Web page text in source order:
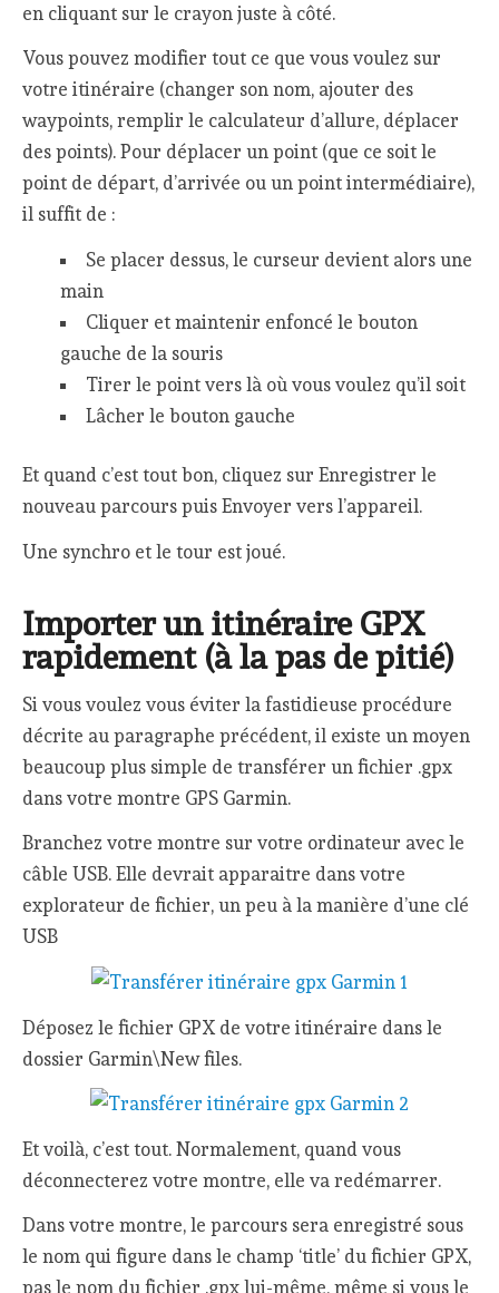
en cliquant sur le crayon juste à côté.
Vous pouvez modifier tout ce que vous voulez sur
votre itinéraire (changer son nom, ajouter des
waypoints, remplir le calculateur d’allure, déplacer
des points). Pour déplacer un point (que ce soit le
point de départ, d’arrivée ou un point intermédiaire),
il suffit de :
Se placer dessus, le curseur devient alors une
main
Cliquer et maintenir enfoncé le bouton
gauche de la souris
Tirer le point vers là où vous voulez qu’il soit
Lâcher le bouton gauche
Et quand c’est tout bon, cliquez sur Enregistrer le
nouveau parcours puis Envoyer vers l’appareil.
Une synchro et le tour est joué.
Importer un itinéraire GPX
rapidement (à la pas de pitié)
Si vous voulez vous éviter la fastidieuse procédure
décrite au paragraphe précédent, il existe un moyen
beaucoup plus simple de transférer un fichier .gpx
dans votre montre GPS Garmin.
Branchez votre montre sur votre ordinateur avec le
câble USB. Elle devrait apparaitre dans votre
explorateur de fichier, un peu à la manière d’une clé
USB
Déposez le fichier GPX de votre itinéraire dans le
dossier Garmin\New files.
Et voilà, c’est tout. Normalement, quand vous
déconnecterez votre montre, elle va redémarrer.
Dans votre montre, le parcours sera enregistré sous
le nom qui figure dans le champ ‘title’ du fichier GPX,
pas le nom du fichier .gpx lui-même, même si vous le